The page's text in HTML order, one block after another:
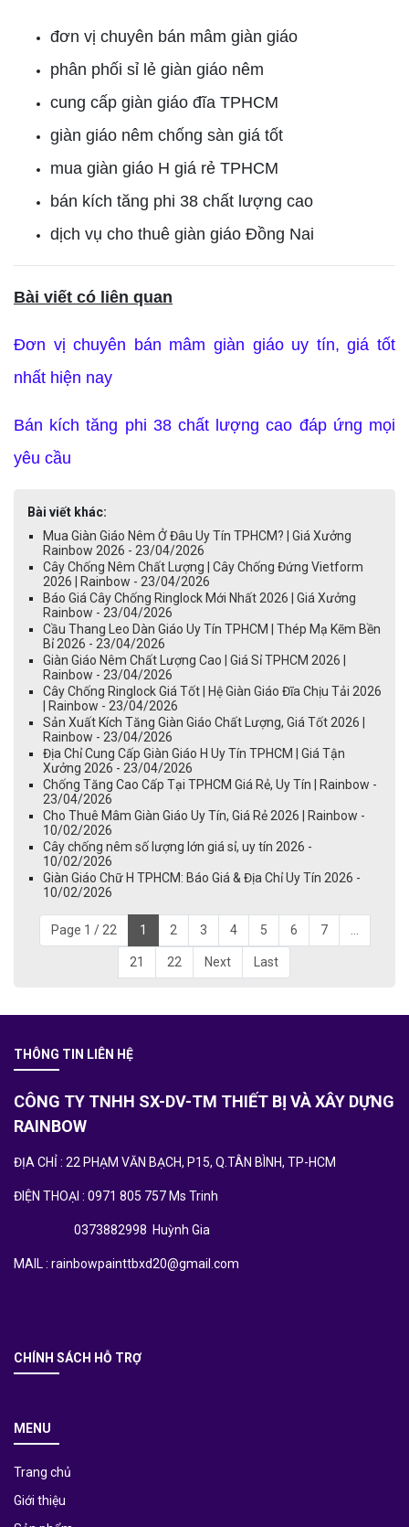
đơn vị chuyên bán mâm giàn giáo
phân phối sỉ lẻ giàn giáo nêm
cung cấp giàn giáo đĩa TPHCM
giàn giáo nêm chống sàn giá tốt
mua giàn giáo H giá rẻ TPHCM
bán kích tăng phi 38 chất lượng cao
dịch vụ cho thuê giàn giáo Đồng Nai
Bài viết có liên quan
Đơn vị chuyên bán mâm giàn giáo uy tín, giá tốt
nhất hiện nay
Bán kích tăng phi 38 chất lượng cao đáp ứng mọi
yêu cầu
Bài viết khác:
Mua Giàn Giáo Nêm Ở Đâu Uy Tín TPHCM? | Giá Xưởng
Rainbow 2026 - 23/04/2026
Cây Chống Nêm Chất Lượng | Cây Chống Đứng Vietform
2026 | Rainbow - 23/04/2026
Báo Giá Cây Chống Ringlock Mới Nhất 2026 | Giá Xưởng
Rainbow - 23/04/2026
Cầu Thang Leo Dàn Giáo Uy Tín TPHCM | Thép Mạ Kẽm Bền
Bỉ 2026 - 23/04/2026
Giàn Giáo Nêm Chất Lượng Cao | Giá Sỉ TPHCM 2026 |
Rainbow - 23/04/2026
Cây Chống Ringlock Giá Tốt | Hệ Giàn Giáo Đĩa Chịu Tải 2026
| Rainbow - 23/04/2026
Sản Xuất Kích Tăng Giàn Giáo Chất Lượng, Giá Tốt 2026 |
Rainbow - 23/04/2026
Địa Chỉ Cung Cấp Giàn Giáo H Uy Tín TPHCM | Giá Tận
Xưởng 2026 - 23/04/2026
Chống Tăng Cao Cấp Tại TPHCM Giá Rẻ, Uy Tín | Rainbow -
23/04/2026
Cho Thuê Mâm Giàn Giáo Uy Tín, Giá Rẻ 2026 | Rainbow -
10/02/2026
Cây chống nêm số lượng lớn giá sỉ, uy tín 2026 -
10/02/2026
Giàn Giáo Chữ H TPHCM: Báo Giá & Địa Chỉ Uy Tín 2026 -
10/02/2026
Page 1 / 22 1 2 3 4 5 6 7
21 22 Next Last
THÔNG TIN LIÊN HỆ
CÔNG TY TNHH SX-DV-TM THIẾT BỊ VÀ XÂY DỰNG
RAINBOW
ĐỊA CHỈ : 22 PHẠM VĂN BẠCH, P15, Q.TÂN BÌNH, TP-HCM
ĐIỆN THOẠI : 0971 805 757 Ms Trinh
0373882998 Huỳnh Gia
MAIL : rainbowpainttbxd20@gmail.com
CHÍNH SÁCH HỖ TRỢ
MENU
Trang chủ
Giới thiệu